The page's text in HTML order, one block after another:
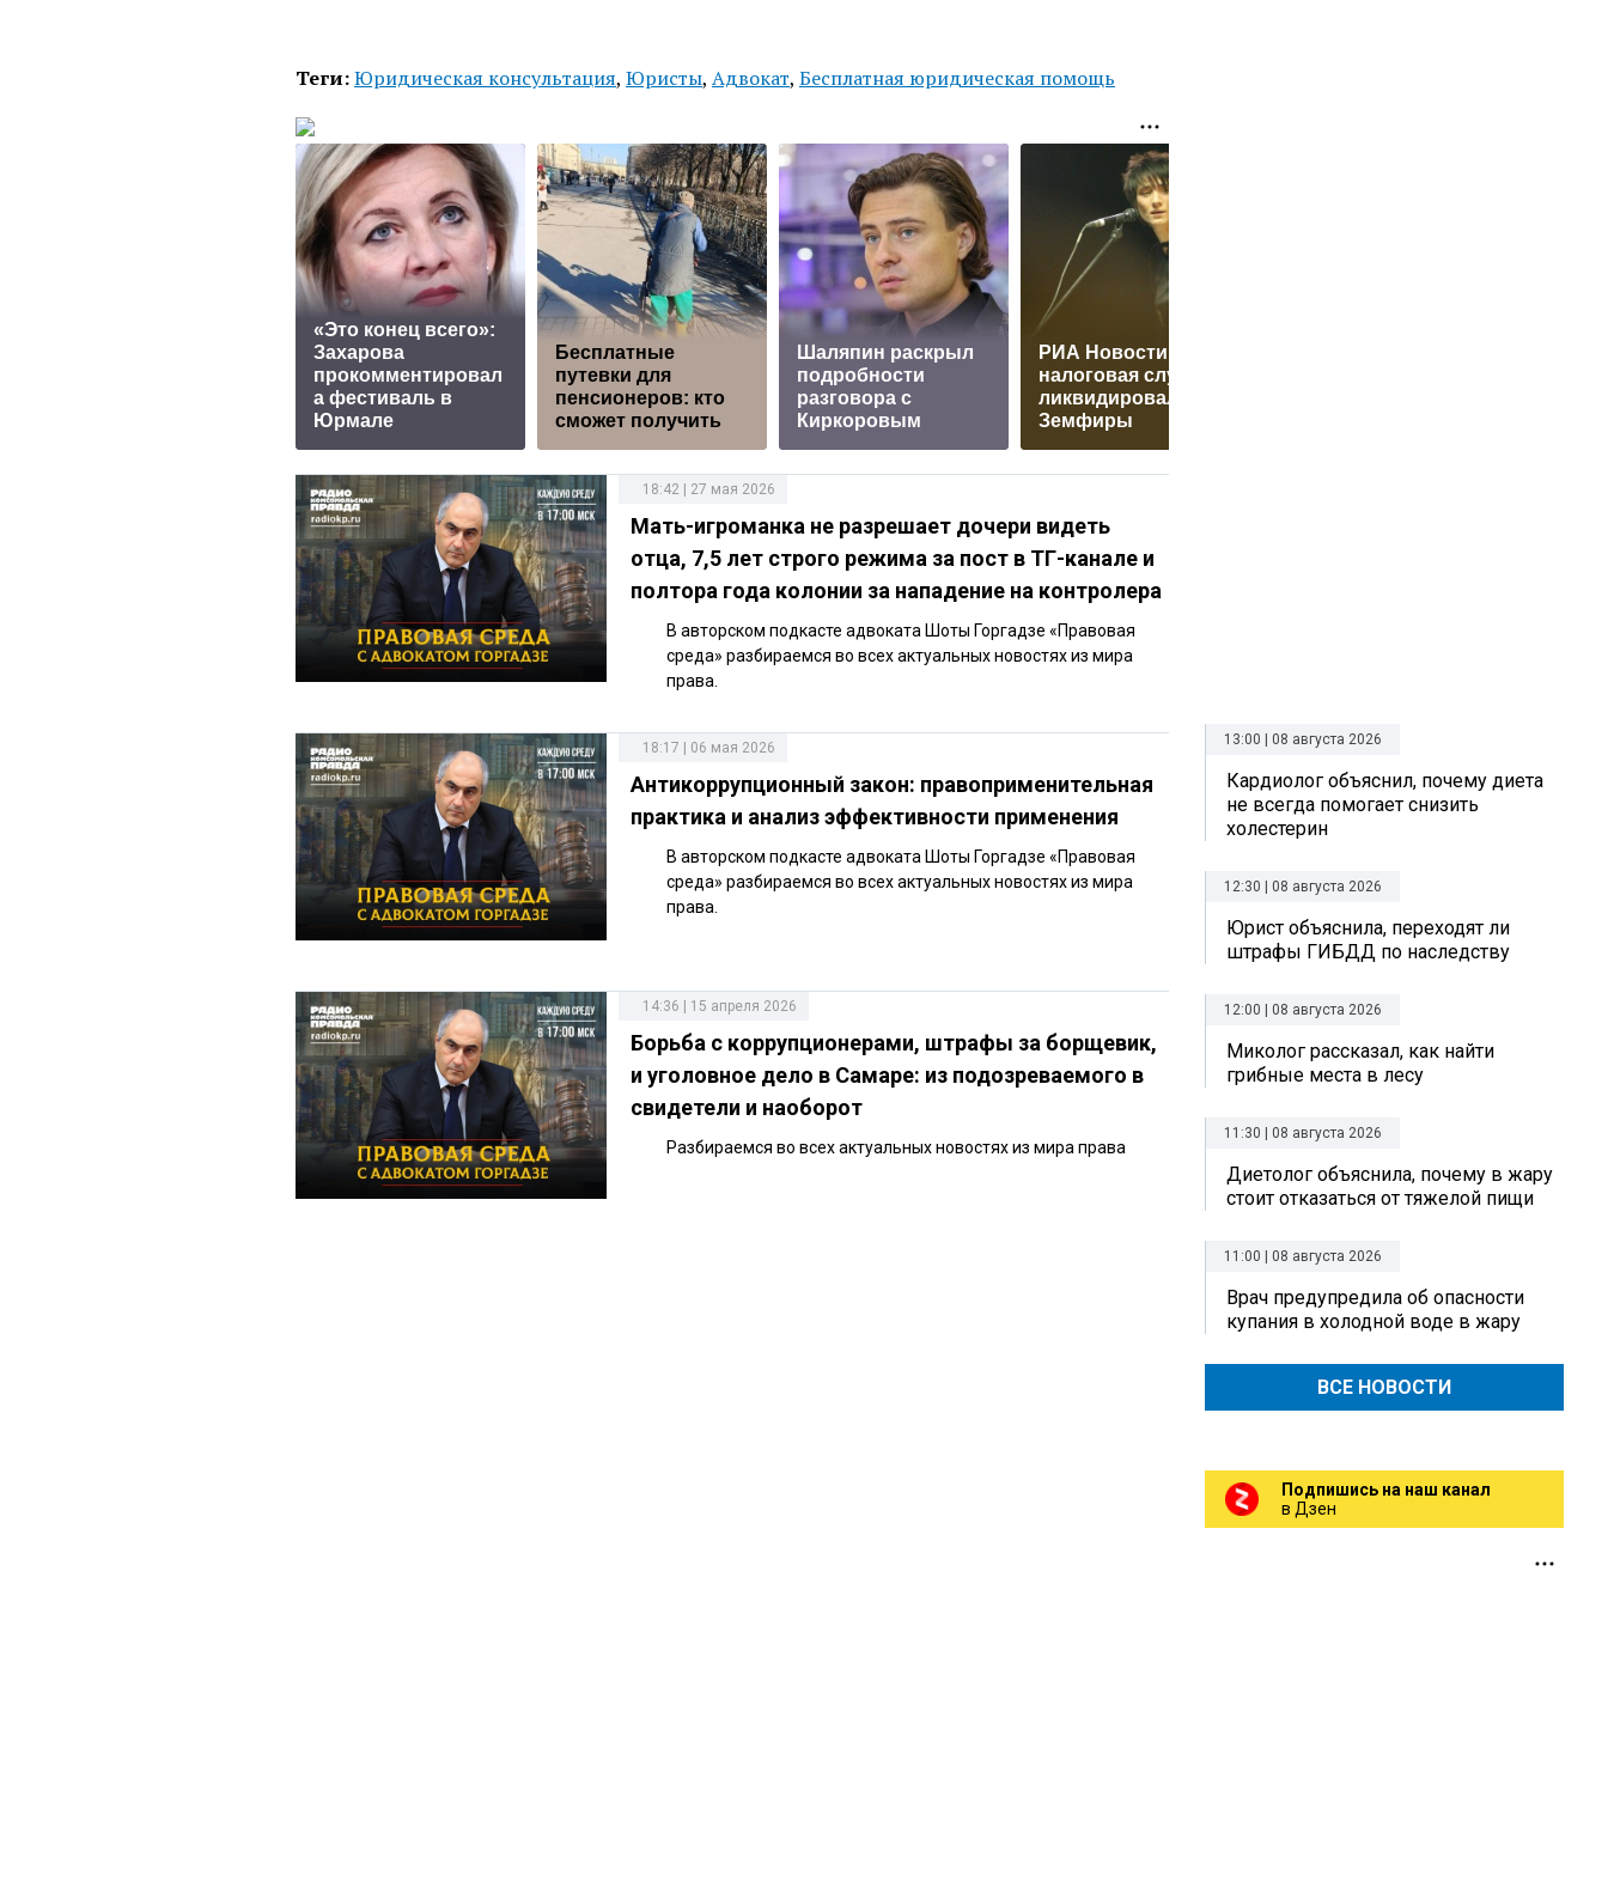
Теги:Юридическая консультация, Юристы, Адвокат, Бесплатная юридическая помощь
«Это конец всего»:
Захарова
прокомментировал
а фестиваль в
Юрмале
Бесплатные
путевки для
пенсионеров: кто
сможет получить
Шаляпин раскрыл
подробности
разговора с
Киркоровым
РИА Новости:
налоговая служба
ликвидировала ИП
Земфиры
18:42 | 27 мая 2026
Мать-игроманка не разрешает дочери видеть
отца, 7,5 лет строго режима за пост в ТГ-канале и
полтора года колонии за нападение на контролера
В авторском подкасте адвоката Шоты Горгадзе «Правовая
среда» разбираемся во всех актуальных новостях из мира
права.
18:17 | 06 мая 2026
Антикоррупционный закон: правоприменительная
практика и анализ эффективности применения
В авторском подкасте адвоката Шоты Горгадзе «Правовая
среда» разбираемся во всех актуальных новостях из мира
права.
14:36 | 15 апреля 2026
Борьба с коррупционерами, штрафы за борщевик,
и уголовное дело в Самаре: из подозреваемого в
свидетели и наоборот
Разбираемся во всех актуальных новостях из мира права
13:00 | 08 августа 2026
Кардиолог объяснил, почему диета
не всегда помогает снизить
холестерин
12:30 | 08 августа 2026
Юрист объяснила, переходят ли
штрафы ГИБДД по наследству
12:00 | 08 августа 2026
Миколог рассказал, как найти
грибные места в лесу
11:30 | 08 августа 2026
Диетолог объяснила, почему в жару
стоит отказаться от тяжелой пищи
11:00 | 08 августа 2026
Врач предупредила об опасности
купания в холодной воде в жару
ВСЕ НОВОСТИ
Подпишись на наш канал
в Дзен